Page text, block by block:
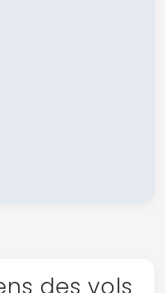
des vols